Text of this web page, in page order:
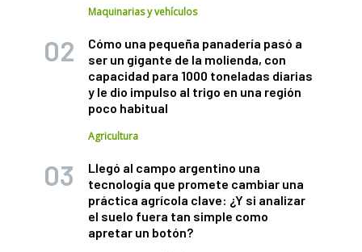
Maquinarias y vehículos
Cómo una pequeña panadería pasó a
ser un gigante de la molienda, con
capacidad para 1000 toneladas diarias
y le dio impulso al trigo en una región
poco habitual
Agricultura
Llegó al campo argentino una
tecnología que promete cambiar una
práctica agrícola clave: ¿Y si analizar
el suelo fuera tan simple como
apretar un botón?